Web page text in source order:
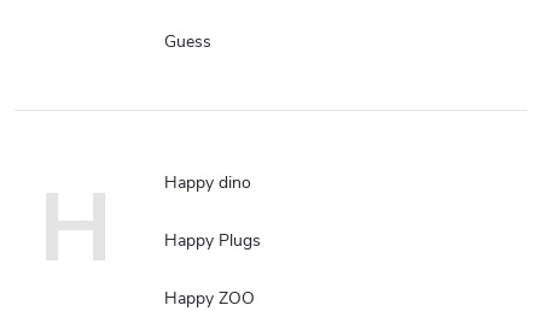
Guess
H Happy dino
Happy Plugs
Happy ZOO